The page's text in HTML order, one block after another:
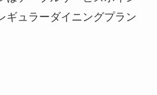
ギュラーダイニングプラン